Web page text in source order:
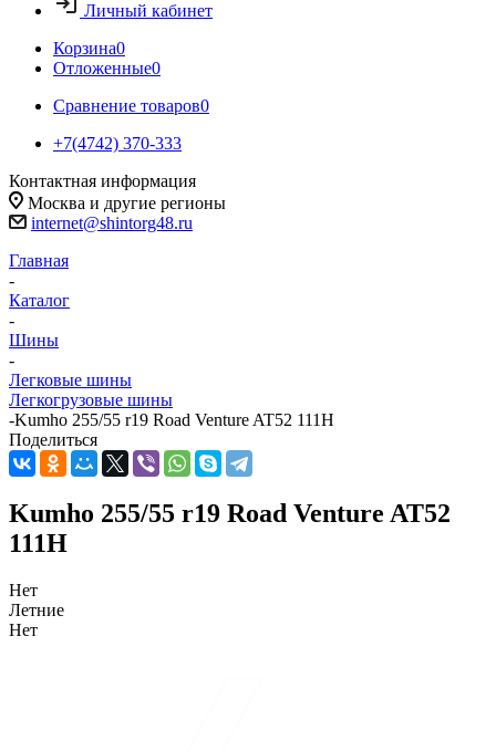
Личный кабинет
Корзина0
Отложенные0
Сравнение товаров0
+7(4742) 370-333
Контактная информация
Москва и другие регионы
internet@shintorg48.ru
Главная
-
Каталог
-
Шины
-
Легковые шины
Легкогрузовые шины
-Kumho 255/55 r19 Road Venture AT52 111H
Поделиться
Kumho 255/55 r19 Road Venture AT52
111H
Нет
Летние
Нет